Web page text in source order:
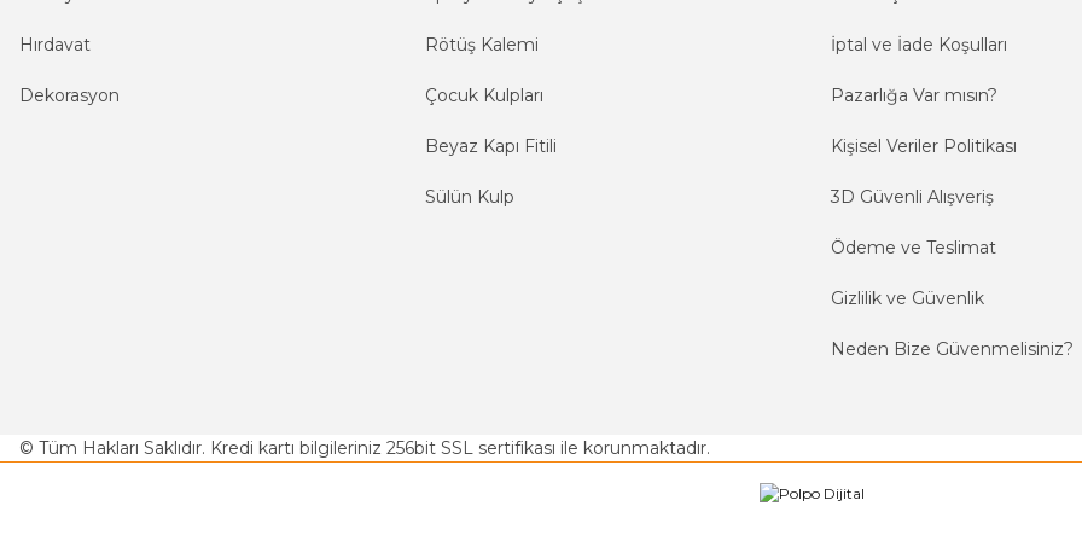
Hırdavat
Dekorasyon
Rötüş Kalemi
Çocuk Kulpları
Beyaz Kapı Fitili
Sülün Kulp
İptal ve İade Koşulları
Pazarlığa Var mısın?
Kişisel Veriler Politikası
3D Güvenli Alışveriş
Ödeme ve Teslimat
Gizlilik ve Güvenlik
Neden Bize Güvenmelisiniz?
© Tüm Hakları Saklıdır. Kredi kartı bilgileriniz 256bit SSL sertifikası ile korunmaktadır.